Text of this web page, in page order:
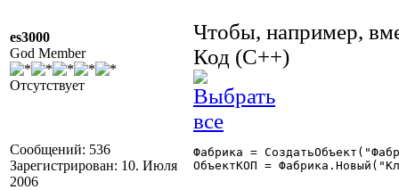
es3000
God Member
Отсутствует
Сообщений: 536
Зарегистрирован: 10. Июля
2006
Чтобы, например,
Код (C++)
Фабрика =
ОбъектКОП =